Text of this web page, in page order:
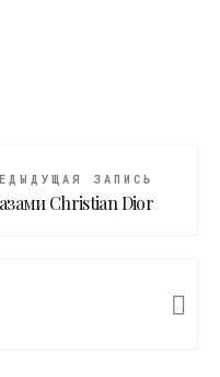
ЗАПИСЬ
Christian Dior